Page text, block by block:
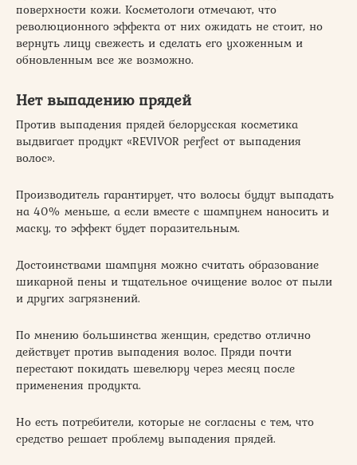
поверхности кожи. Косметологи отмечают, что
революционного эффекта от них ожидать не стоит, но
вернуть лицу свежесть и сделать его ухоженным и
обновленным все же возможно.
Нет выпадению прядей
Против выпадения прядей белорусская косметика
выдвигает продукт «REVIVOR perfect от выпадения
волос».
Производитель гарантирует, что волосы будут выпадать
на 40% меньше, а если вместе с шампунем наносить и
маску, то эффект будет поразительным.
Достоинствами шампуня можно считать образование
шикарной пены и тщательное очищение волос от пыли
и других загрязнений.
По мнению большинства женщин, средство отлично
действует против выпадения волос. Пряди почти
перестают покидать шевелюру через месяц после
применения продукта.
Но есть потребители, которые не согласны с тем, что
средство решает проблему выпадения прядей.